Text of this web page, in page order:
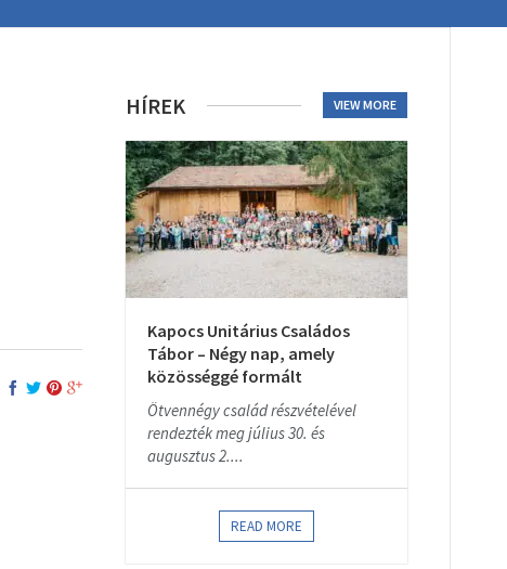
HÍREK VIEW MORE
Kapocs Unitárius Családos
Tábor – Négy nap, amely
közösséggé formált
Ötvennégy család részvételével
rendezték meg július 30. és
augusztus 2....
READ MORE